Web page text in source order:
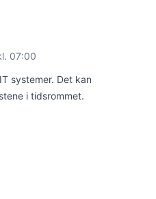
07:00
systemer. Det kan
i tidsrommet.